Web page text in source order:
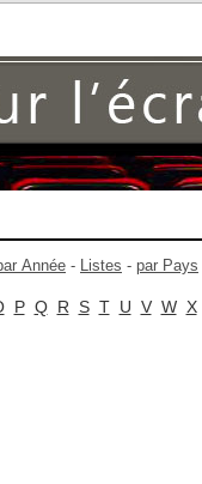
Année - Listes - par Pays
P Q R S T U V W X